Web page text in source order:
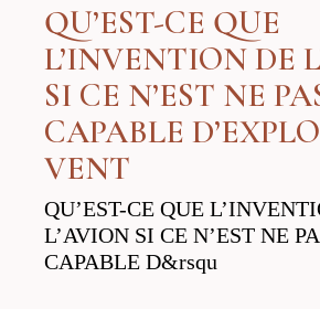
QU’EST-CE QUE
L’INVENTION DE
SI CE N’EST NE
CAPABLE
VENT
QU’EST-CE QUE
L’AVION SI CE N’EST NE
CAPABLE D&rsqu